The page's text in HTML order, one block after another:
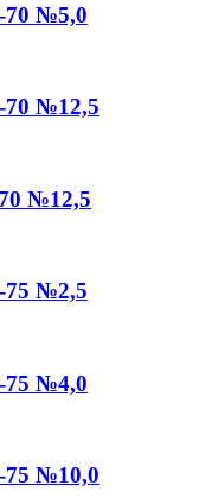
70 №5,0
70 №12,5
№12,5
75 №2,5
75 №4,0
75 №10,0